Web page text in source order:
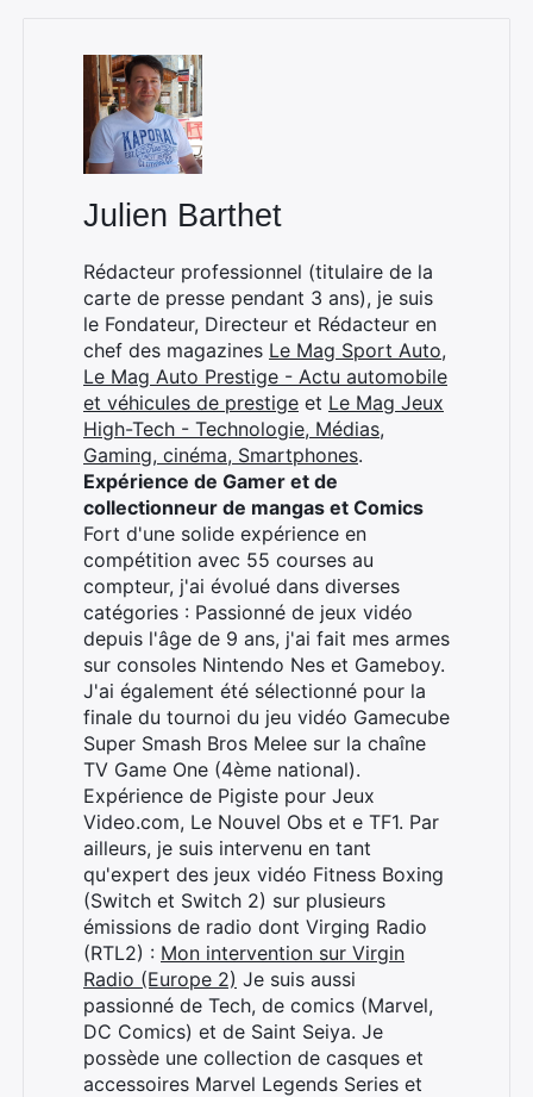
Julien Barthet
Rédacteur professionnel (titulaire de la
carte de presse pendant 3 ans), je suis
le Fondateur, Directeur et Rédacteur en
chef des magazines Le Mag Sport Auto,
Le Mag Auto Prestige - Actu automobile
et véhicules de prestige et Le Mag Jeux
High-Tech - Technologie, Médias,
Gaming, cinéma, Smartphones.
Expérience de Gamer et de
collectionneur de mangas et Comics
Fort d'une solide expérience en
compétition avec 55 courses au
compteur, j'ai évolué dans diverses
catégories : Passionné de jeux vidéo
depuis l'âge de 9 ans, j'ai fait mes armes
sur consoles Nintendo Nes et Gameboy.
J'ai également été sélectionné pour la
finale du tournoi du jeu vidéo Gamecube
Super Smash Bros Melee sur la chaîne
TV Game One (4ème national).
Expérience de Pigiste pour Jeux
Video.com, Le Nouvel Obs et e TF1. Par
ailleurs, je suis intervenu en tant
qu'expert des jeux vidéo Fitness Boxing
(Switch et Switch 2) sur plusieurs
émissions de radio dont Virging Radio
(RTL2) : Mon intervention sur Virgin
Radio (Europe 2) Je suis aussi
passionné de Tech, de comics (Marvel,
DC Comics) et de Saint Seiya. Je
possède une collection de casques et
accessoires Marvel Legends Series et
Rechercher